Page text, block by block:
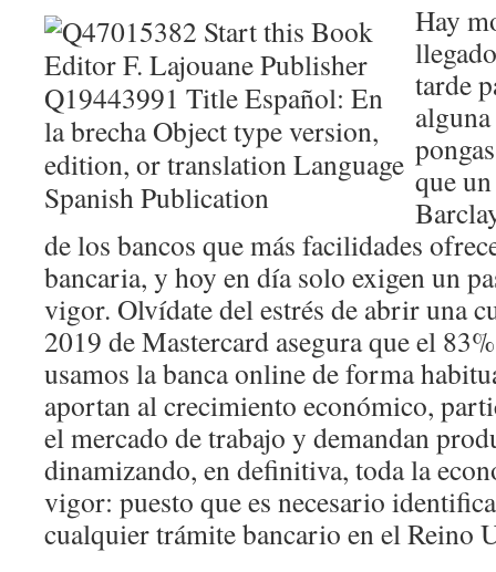
Hay
tarde
que
de los bancos que más facilidades
bancaria, y hoy en día solo exigen un
vigor. Olvídate del estrés de abrir una
2019 de Mastercard asegura que el
usamos la banca online de forma
aportan al crecimiento económico,
el mercado de trabajo y demandan
dinamizando, en definitiva, toda la
vigor: puesto que es necesario
cualquier trámite bancario en el Reino